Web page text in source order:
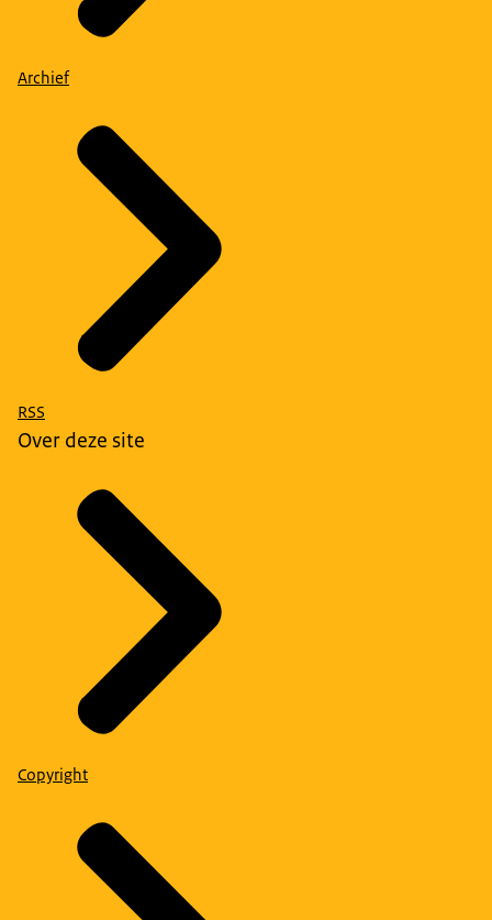
Archief
RSS
Over deze site
Copyright